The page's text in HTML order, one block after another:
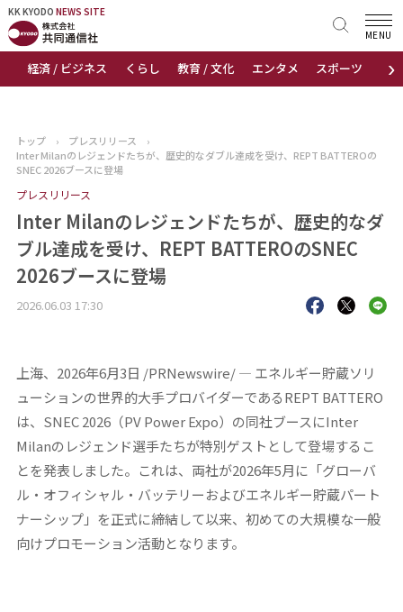
KK KYODO NEWS SITE
›
経済 / ビジネス くらし 教育 / 文化 エンタメ スポーツ 地域
MENU
KK KYODONEWS SITE
トップページ
ニュース
おすすめコンテンツ
出版物
会社概要
トップ › プレスリリース
›
Inter Milanのレジェンドたちが、歴史的なダブル達成を受け、REPT BATTEROの
SNEC 2026ブースに登場
プレスリリース
Inter Milanのレジェンドたちが、歴史的なダ
ブル達成を受け、REPT BATTEROのSNEC
2026ブースに登場
2026.06.03 17:30
上海、2026年6月3日 /PRNewswire/ — エネルギー貯蔵ソリ
ューションの世界的大手プロバイダーであるREPT BATTERO
は、SNEC 2026（PV Power Expo）の同社ブースにInter
Milanのレジェンド選手たちが特別ゲストとして登場するこ
とを発表しました。これは、両社が2026年5月に「グローバ
ル・オフィシャル・バッテリーおよびエネルギー貯蔵パート
ナーシップ」を正式に締結して以来、初めての大規模な一般
向けプロモーション活動となります。